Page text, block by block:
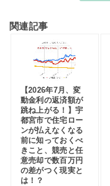
関連記事
【2026年7月、変
動金利の返済額が
跳ね上がる！】宇
都宮市で住宅ロー
ンが払えなくなる
前に知っておくべ
きこと、競売と任
意売却で数百万円
の差がつく現実と
は！？